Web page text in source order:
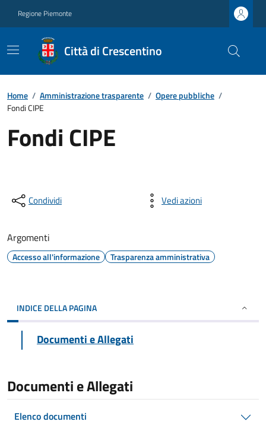
Regione Piemonte
Città di Crescentino
Home / Amministrazione trasparente / Opere pubbliche /
Fondi CIPE
Fondi CIPE
Condividi Vedi azioni
Argomenti
Accesso all'informazione Trasparenza amministrativa
INDICE DELLA PAGINA
Documenti e Allegati
Documenti e Allegati
Elenco documenti